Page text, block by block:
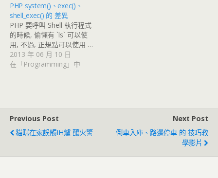
PHP system()、exec()、
shell_exec() 的 差異
PHP 要呼叫 Shell 執行程式
的時候, 偷懶有 `ls` 可以使
用, 不過, 正規點可以使用 …
2013 年 06 月 10 日
在「Programming」中
Previous Post
貓咪在家誤觸IH爐 釀火警
Next Post
倒車入庫、路邊停車 的 技巧教
學影片